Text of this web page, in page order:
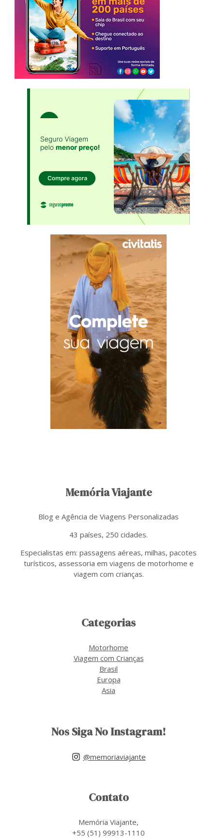
Memória Viajante
Blog e Agência de Viagens Personalizadas
43 países, 250 cidades.
Especialistas em: passagens aéreas, milhas, pacotes
turísticos, assessoria em viagens de motorhome e
viagem com crianças.
Categorias
Motorhome
Viagem com Crianças
Brasil
Europa
Asia
Nos Siga No Instagram!
@memoriaviajante
Contato
Memória Viajante,
+55 (51) 99913-1110